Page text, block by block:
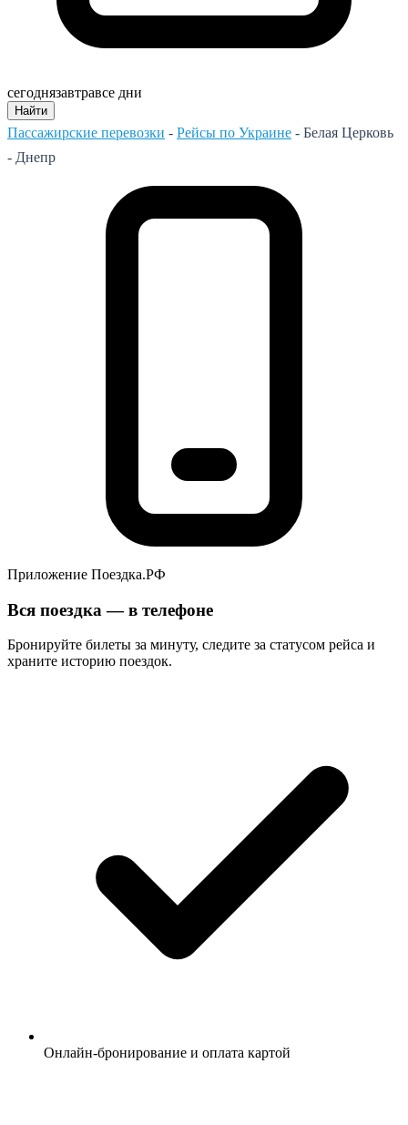
сегоднязавтравсе дни
Найти
Пассажирские перевозки - Рейсы по Украине - Белая Церковь
- Днепр
Приложение Поездка.РФ
Вся поездка — в телефоне
Бронируйте билеты за минуту, следите за статусом рейса и
храните историю поездок.
Онлайн-бронирование и оплата картой